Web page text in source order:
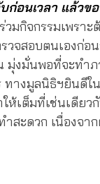
อนเวลา แล้วข
กิจกรรมเพราะ
วจสอบตนเองก่อ
งมั่นพอที่จะทำภ
ทางมูลนิธิฯยินดีใ
ห้เต็มที่เช่นเดีย
สะดวก เนื่องจา